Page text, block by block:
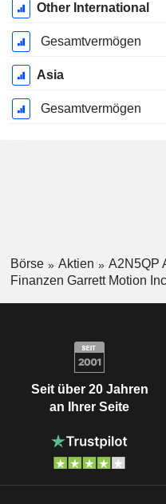
Other International
Gesamtvermögen
Asia
Gesamtvermögen
Börse Aktien
A2N5QP
Finanzen Garrett Motion
Seit über 20 Jahren
an Ihrer Seite